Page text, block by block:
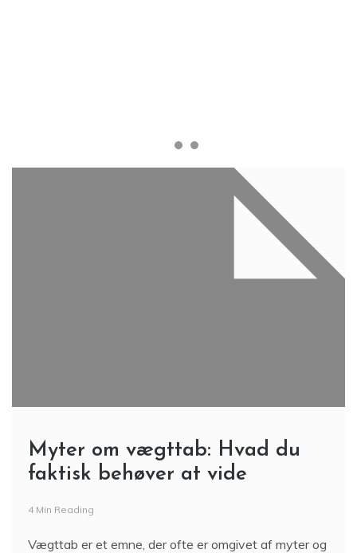
Myter om vægttab: Hvad du
faktisk behøver at vide
4 Min Reading
Vægttab er et emne, der ofte er omgivet af myter og